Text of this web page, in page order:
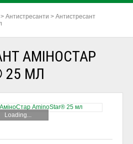
> Антистресанти > Антистресант
АМІНОСТАР
25 МЛ
Loading...